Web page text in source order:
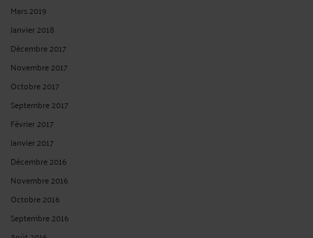
Mars 2019
Janvier 2018
Décembre 2017
Novembre 2017
Octobre 2017
Septembre 2017
Février 2017
Janvier 2017
Décembre 2016
Novembre 2016
Octobre 2016
Septembre 2016